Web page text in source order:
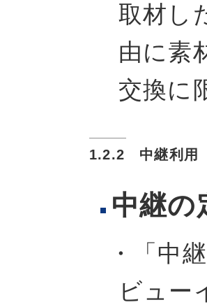
取材し
由に素
交換に
1.2.2 中継利用
中継の
・「中
ビュー